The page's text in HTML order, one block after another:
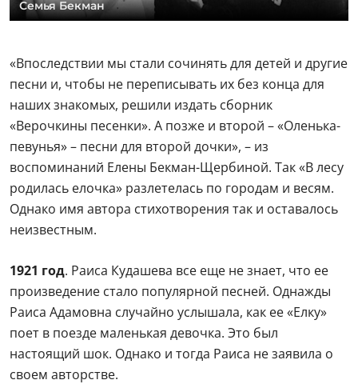
Семья Бекман
«Впоследствии мы стали сочинять для детей и другие
песни и, чтобы не переписывать их без конца для
наших знакомых, решили издать сборник
«Верочкины песенки». А позже и второй – «Оленька-
певунья» – песни для второй дочки», – из
воспоминаний Елены Бекман-Щербиной. Так «В лесу
родилась елочка» разлетелась по городам и весям.
Однако имя автора стихотворения так и оставалось
неизвестным.
1921 год. Раиса Кудашева все еще не знает, что ее
произведение стало популярной песней. Однажды
Раиса Адамовна случайно услышала, как ее «Елку»
поет в поезде маленькая девочка. Это был
настоящий шок. Однако и тогда Раиса не заявила о
своем авторстве.